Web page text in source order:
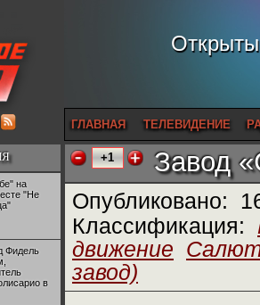
ГЛАВНАЯ ТЕЛЕВИДЕНИЕ
на
"Не
Фидель
в
+1 Завод
Опубликовано:
Классификация:
движение
завод)